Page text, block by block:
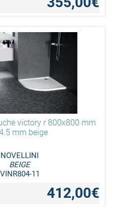
victory r 800x800 mm
mm beige
NOVELLINI
BEIGE
VINR804-11
412,00€